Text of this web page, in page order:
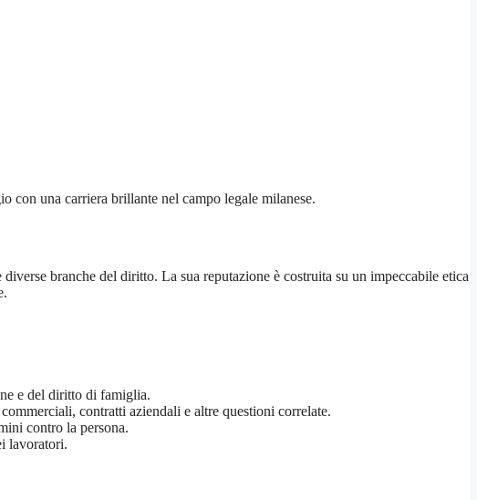
con una carriera brillante nel campo legale milanese.
branche del diritto. La sua reputazione è costruita su un impeccabile etica
e del diritto di famiglia.
contratti aziendali e altre questioni correlate.
contro la persona.
lavoratori.